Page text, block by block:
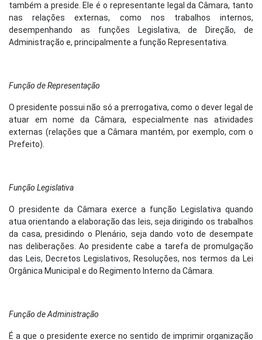
também a preside. Ele é o representante legal da Câmara, tanto
nas relações externas, como nos trabalhos internos,
desempenhando as funções Legislativa, de Direção, de
Administração e, principalmente a função Representativa.
Função de Representação
O presidente possui não só a prerrogativa, como o dever legal de
atuar em nome da Câmara, especialmente nas atividades
externas (relações que a Câmara mantém, por exemplo, com o
Prefeito).
Função Legislativa
O presidente da Câmara exerce a função Legislativa quando
atua orientando a elaboração das leis, seja dirigindo os trabalhos
da casa, presidindo o Plenário, seja dando voto de desempate
nas deliberações. Ao presidente cabe a tarefa de promulgação
das Leis, Decretos Legislativos, Resoluções, nos termos da Lei
Orgânica Municipal e do Regimento Interno da Câmara.
Função de Administração
É a que o presidente exerce no sentido de imprimir organização